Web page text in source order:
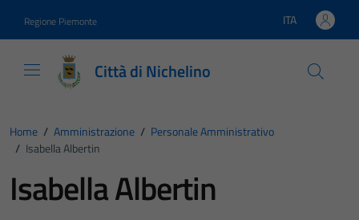
Regione Piemonte Lingua attiva:
ITA
Città di Nichelino
Home / Amministrazione / Personale Amministrativo
/ Isabella Albertin
Isabella Albertin